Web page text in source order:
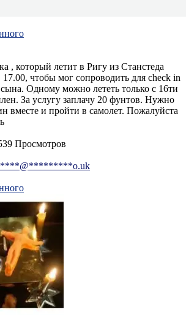
, который летит в Ригу из Станстеда
чтобы мог сопроводить для check in
Одному можно лететь только с 16ти
За услугу заплачу 20 фунтов. Нужно
вместе и пройти в самолет. Пожалуйста
Просмотров